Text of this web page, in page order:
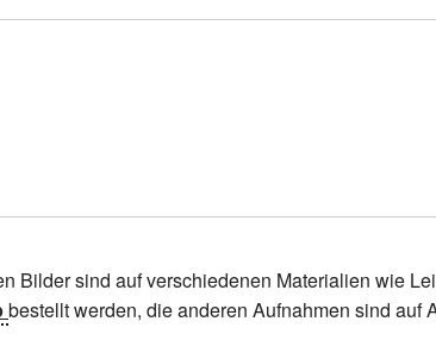
Bilder sind auf verschiedenen Materialien wie
bestellt werden, die anderen Aufnahmen sind auf